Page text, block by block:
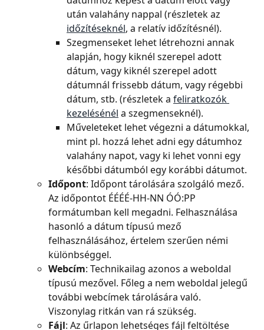
után valahány nappal (részletek az
időzítéseknél, a relatív időzítésnél).
Szegmenseket lehet létrehozni annak
alapján, hogy kiknél szerepel adott
dátum, vagy kiknél szerepel adott
dátumnál frissebb dátum, vagy régebbi
dátum, stb. (részletek a feliratkozók
kezelésénél a szegmenseknél).
Műveleteket lehet végezni a dátumokkal,
mint pl. hozzá lehet adni egy dátumhoz
valahány napot, vagy ki lehet vonni egy
későbbi dátumból egy korábbi dátumot.
Időpont: Időpont tárolására szolgáló mező.
Az időpontot ÉÉÉÉ-HH-NN ÓÓ:PP
formátumban kell megadni. Felhasználása
hasonló a dátum típusú mező
felhasználásához, értelem szerűen némi
különbséggel.
Webcím: Technikailag azonos a weboldal
típusú mezővel. Főleg a nem weboldal jelegű
további webcímek tárolására való.
Viszonylag ritkán van rá szükség.
Fájl: Az űrlapon lehetséges fájl feltöltése